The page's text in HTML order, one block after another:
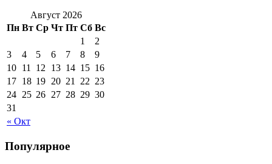
Август 2026
Пн Вт Ср Чт Пт Сб Вс
« Окт
1
2
3
4 5 6 7 8
9
10 11 12 13 14 15 16
17 18 19 20 21 22 23
24 25 26 27 28 29 30
31
Популярное